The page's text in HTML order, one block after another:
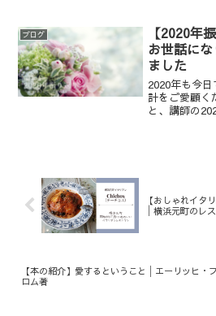
ブログ
【2020年
お世話に
ました
2020年も今
計をご愛顧く
と、講師の
【おしゃれイタ
│横浜元町のレ
【本の紹介】愛するということ│エーリッヒ・フ
ロム著